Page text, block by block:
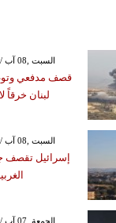
GMT 11:48 1970 السبت ,08 آب / أغسطس
قصف مدفعي
لبنان خرقاً
GMT 10:56 2026 السبت ,08 آب / أغسطس
إسرائيل تقصف
GMT 22:48 2026 الجمعة ,07 آب / أغسطس